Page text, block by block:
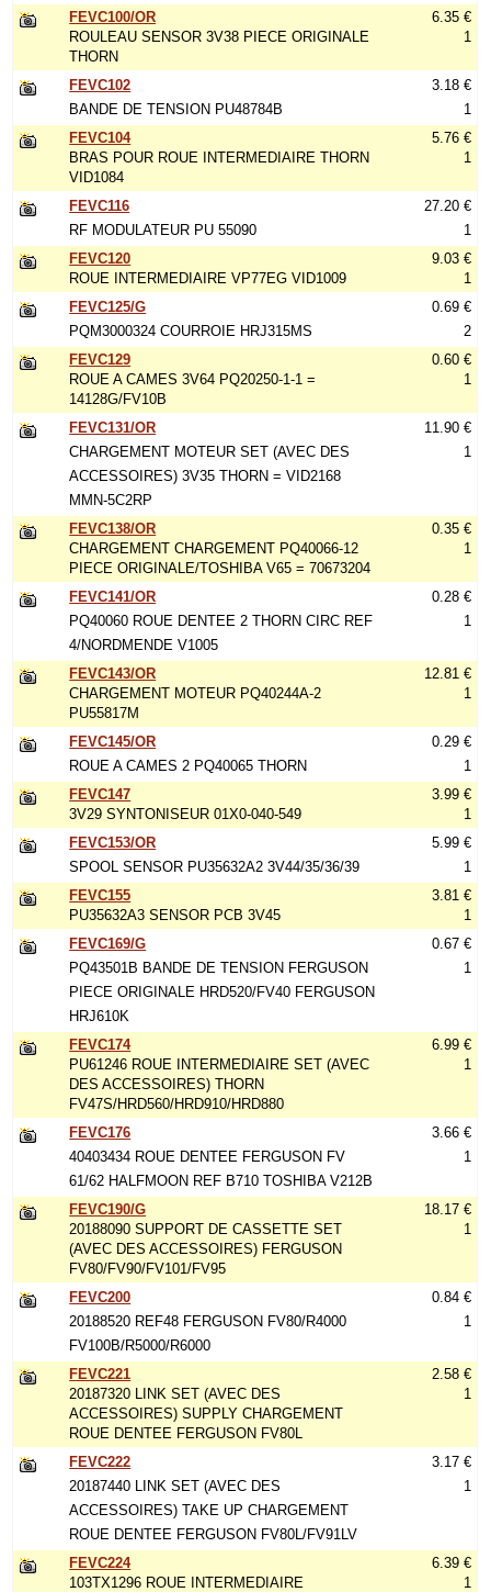
FEVC100/OR
ROULEAU SENSOR 3V38 PIECE ORIGINALE
THORN
6.35 €
1
FEVC102
BANDE DE TENSION PU48784B
3.18 €
1
FEVC104
BRAS POUR ROUE INTERMEDIAIRE THORN
VID1084
5.76 €
1
FEVC116
RF MODULATEUR PU 55090
27.20 €
1
FEVC120
ROUE INTERMEDIAIRE VP77EG VID1009
9.03 €
1
FEVC125/G
PQM3000324 COURROIE HRJ315MS
0.69 €
2
FEVC129
ROUE A CAMES 3V64 PQ20250-1-1 =
14128G/FV10B
0.60 €
1
FEVC131/OR
CHARGEMENT MOTEUR SET (AVEC DES
ACCESSOIRES) 3V35 THORN = VID2168
MMN-5C2RP
11.90 €
1
FEVC138/OR
CHARGEMENT CHARGEMENT PQ40066-12
PIECE ORIGINALE/TOSHIBA V65 = 70673204
0.35 €
1
FEVC141/OR
PQ40060 ROUE DENTEE 2 THORN CIRC REF
4/NORDMENDE V1005
0.28 €
1
FEVC143/OR
CHARGEMENT MOTEUR PQ40244A-2
PU55817M
12.81 €
1
FEVC145/OR
ROUE A CAMES 2 PQ40065 THORN
0.29 €
1
FEVC147
3V29 SYNTONISEUR 01X0-040-549
3.99 €
1
FEVC153/OR
SPOOL SENSOR PU35632A2 3V44/35/36/39
5.99 €
1
FEVC155
PU35632A3 SENSOR PCB 3V45
3.81 €
1
FEVC169/G
PQ43501B BANDE DE TENSION FERGUSON
PIECE ORIGINALE HRD520/FV40 FERGUSON
HRJ610K
0.67 €
1
FEVC174
PU61246 ROUE INTERMEDIAIRE SET (AVEC
DES ACCESSOIRES) THORN
FV47S/HRD560/HRD910/HRD880
6.99 €
1
FEVC176
40403434 ROUE DENTEE FERGUSON FV
61/62 HALFMOON REF B710 TOSHIBA V212B
3.66 €
1
FEVC190/G
20188090 SUPPORT DE CASSETTE SET
(AVEC DES ACCESSOIRES) FERGUSON
FV80/FV90/FV101/FV95
18.17 €
1
FEVC200
20188520 REF48 FERGUSON FV80/R4000
FV100B/R5000/R6000
0.84 €
1
FEVC221
20187320 LINK SET (AVEC DES
ACCESSOIRES) SUPPLY CHARGEMENT
ROUE DENTEE FERGUSON FV80L
2.58 €
1
FEVC222
20187440 LINK SET (AVEC DES
ACCESSOIRES) TAKE UP CHARGEMENT
ROUE DENTEE FERGUSON FV80L/FV91LV
3.17 €
1
FEVC224
103TX1296 ROUE INTERMEDIAIRE
6.39 €
1